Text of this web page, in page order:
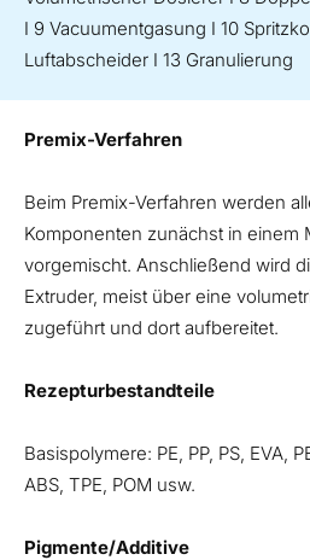
I 9 Vacuumentgasung I 10
Luftabscheider I 13 Granulierung
Premix-Verfahren
Beim Premix-Verfahren werden
Komponenten zunächst in einem
vorgemischt. Anschließend wird
Extruder, meist über eine
zugeführt und dort aufbereitet.
Rezepturbestandteile
Basispolymere: PE, PP, PS, EVA,
ABS, TPE, POM usw.
Pigmente/Additive